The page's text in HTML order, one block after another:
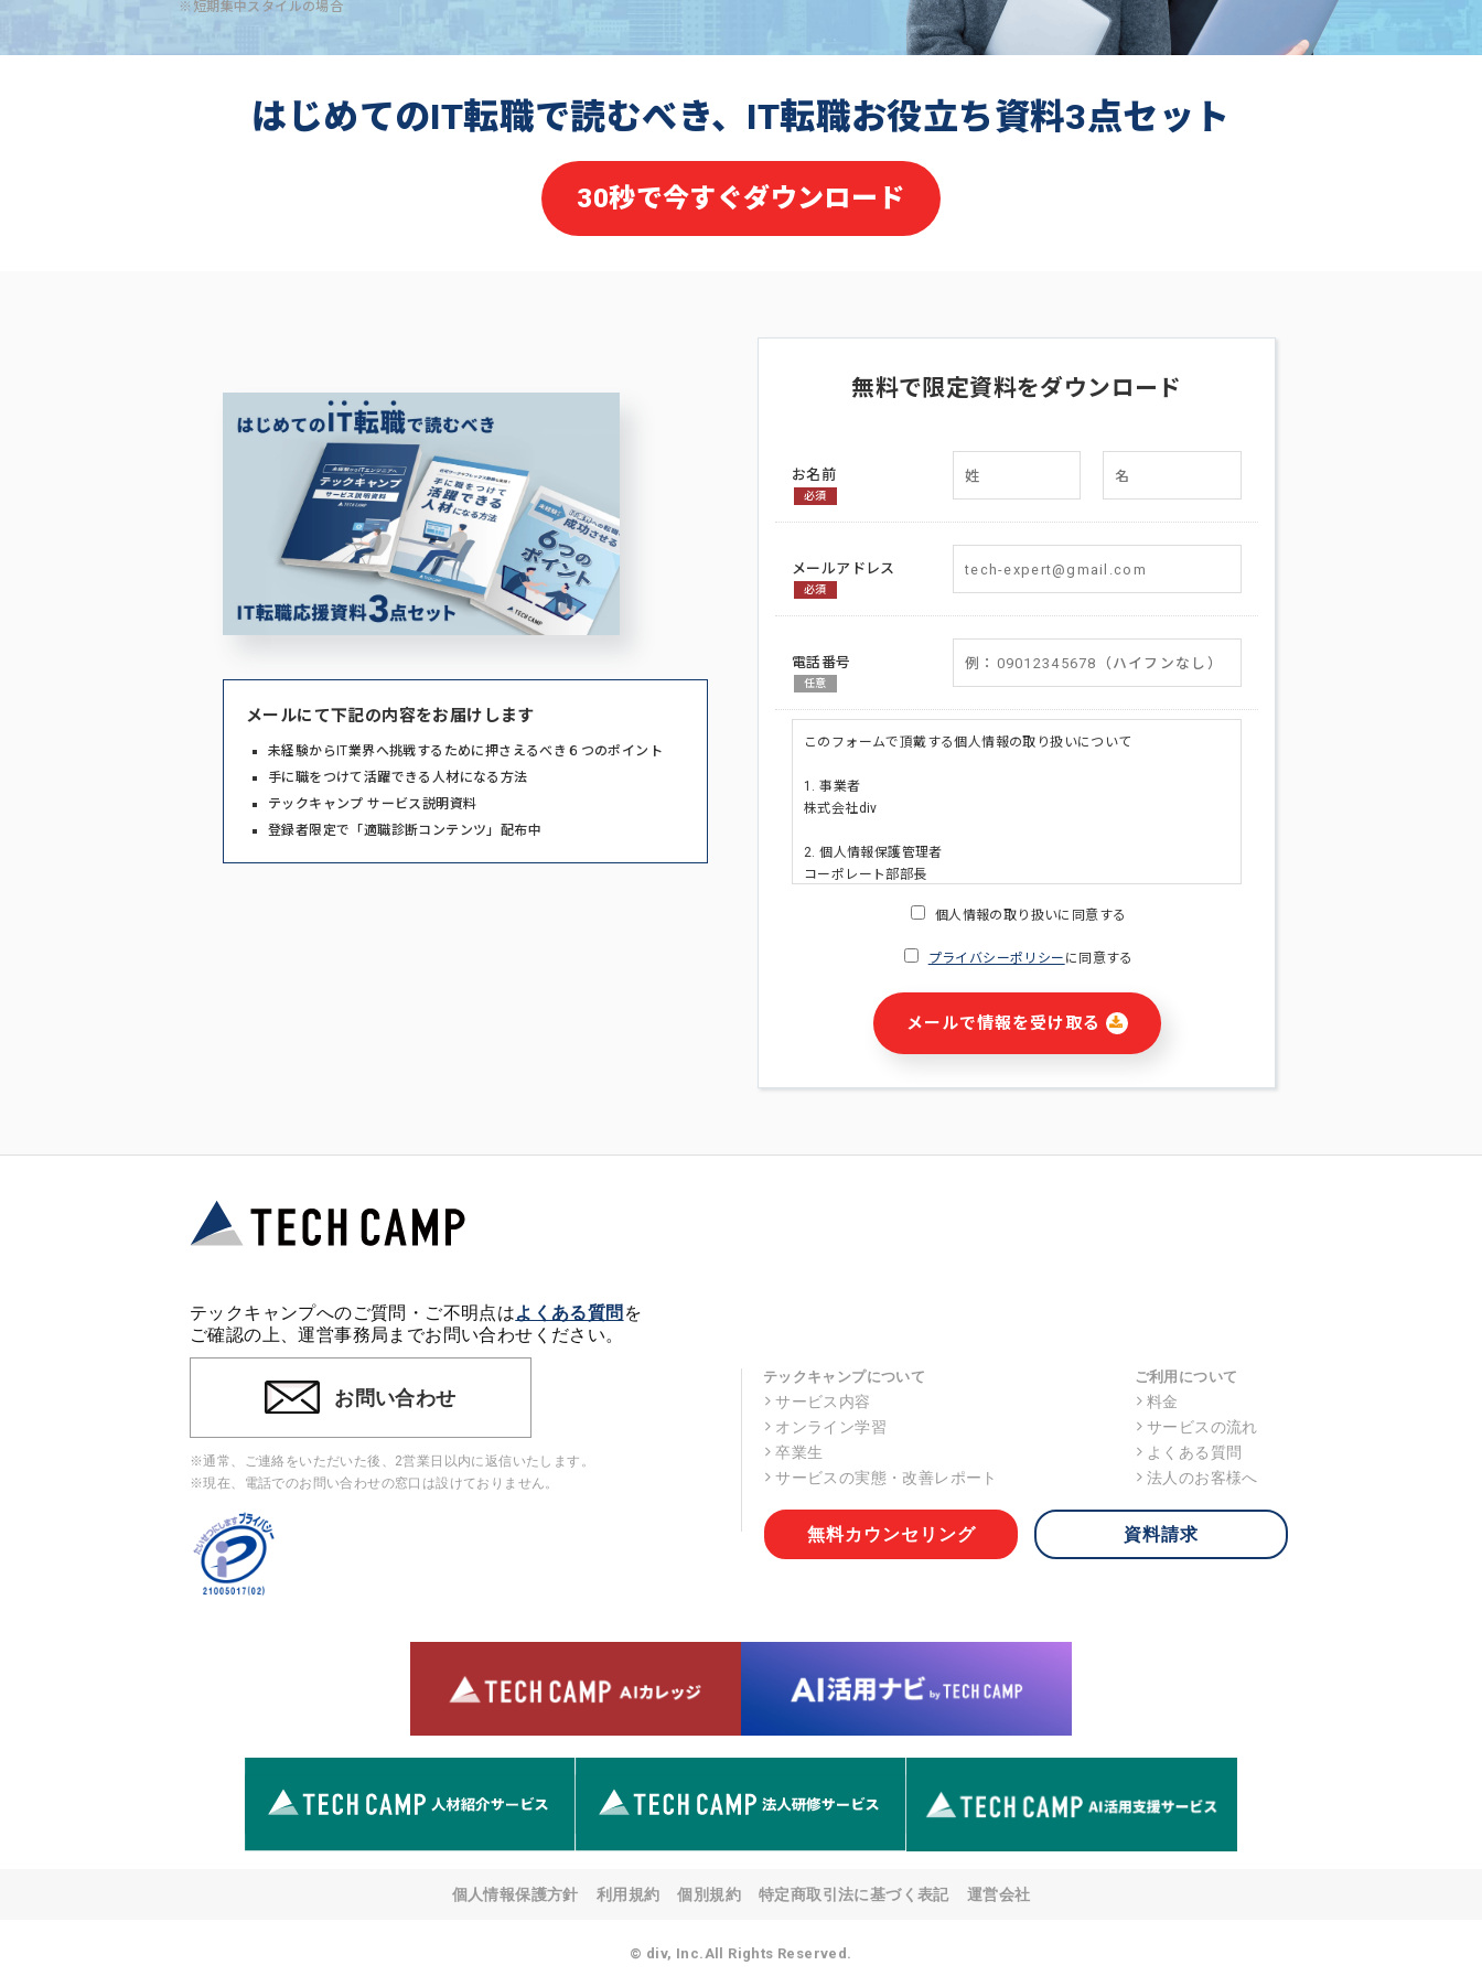
※短期集中スタイルの場合
はじめてのIT転職で読むべき、IT転職お役立ち資料3点セット
30秒で今すぐダウンロード
メールにて下記の内容をお届けします
未経験からIT業界へ挑戦するために押さえるべき６つのポイント
手に職をつけて活躍できる人材になる方法
テックキャンプ サービス説明資料
登録者限定で「適職診断コンテンツ」配布中
無料で限定資料をダウンロード
お名前
必須
メールアドレス
必須
電話番号
任意
このフォームで頂戴する個人情報の取り扱いについて
1. 事業者
株式会社div
2. 個人情報保護管理者
コーポレート部部長
・ご請求された資料の送付のため
・本サービス及び本サービスに関連する情報(当社及び第三者のサー
ビス又は商品等の広告配信・宣伝を含みますが、それらに限定されま
せん)の提供又はそれらに関する連絡のため
5. 個人情報取扱いの委託
当社は事業運営上、前項利用目的の範囲に限って個人情報を外部に委
託することがあります。この場合、個人情報保護水準の高い委託先を
選定し、個人情報の適正管理・機密保持についての契約を交わし、適
6. 個人情報の開示等の請求 ご本人様は、当社に対してご自身の個人
情報の開示等(利用目的の通知、開示、内容の訂正・追加・削除、利
す。ただし、申請が本人確認が不可能な場合や、個人情報保護法の定
す。 なお、アクセスログなどの個人情報以外の情報については、原則
【お問合せ窓口】
株式会社div 個人情報問合せ窓口
〒107-0052 東京都港区赤坂8-4-14 青山タワープレイス6階
メールアドレス:privacy_policy@di-v.co.jp
ご本人様が当社に個人情報を提供されるかどうかは任意によるもので
個人情報の取り扱いに同意する
プライバシーポリシー に同意する
メールで情報を受け取る
テックキャンプへのご質問・ご不明点はよくある質問 を
ご確認の上、運営事務局までお問い合わせください。
お問い合わせ
※通常、ご連絡をいただいた後、2営業日以内に返信いたします。
※現在、電話でのお問い合わせの窓口は設けておりません。
テックキャンプについて
サービス内容
オンライン学習
卒業生
サービスの実態・改善レポート
ご利用について
料金
サービスの流れ
よくある質問
法人のお客様へ
無料カウンセリング 資料請求
個人情報保護方針 利用規約 個別規約 特定商取引法に基づく表記 運営会社
© div, Inc.All Rights Reserved.